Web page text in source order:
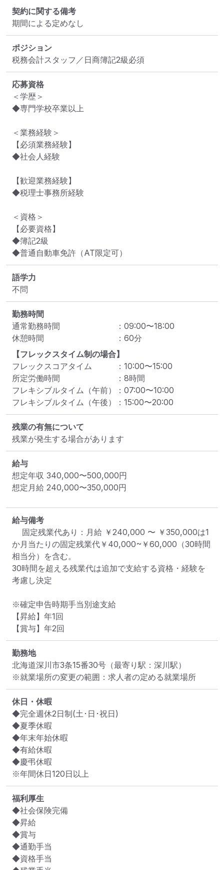
契約に関する備考
期間による定めなし
ポジション
税務会計スタッフ／日商簿記2級必須
応募資格
＜学歴＞
◆専門学校卒業以上
＜業務経験＞
【必須業務経験】
◆社会人経験
【歓迎業務経験】
◆税理士事務所経験
＜資格＞
【必要資格】
◆簿記2級
◆普通自動車免許（AT限定可）
語学力
不問
勤務時間
通常勤務時間
： 09:00〜18:00
休憩時間
： 60分
【フレックスタイム制の場合】
フレックスコアタイム
： 10:00〜15:00
所定労働時間
： 8時間
フレキシブルタイム（午前）
： 07:00〜10:00
フレキシブルタイム（午後）
： 15:00〜20:00
残業の有無について
残業が発生する場合があります
給与
想定年収 340,000〜500,000円
想定月給 240,000〜350,000円
給与備考
か月当たりの固定残業代￥40,000~￥60,000（30時間
相当分）を含む。
30時間を超える残業代は追加で支給する資格・経験を
考慮し決定
※確定申告時期手当別途支給
【昇給】年1回
【賞与】年2回
勤務地
北海道深川市3条15番30号 （最寄り駅：深川駅）
※就業場所の変更の範囲：求人者の定める就業場所
休日・休暇
◆完全週休2日制(土･日･祝日)
◆夏季休暇
◆年末年始休暇
◆有給休暇
◆慶弔休暇
※年間休日120日以上
福利厚生
◆社会保険完備
◆昇給
◆賞与
◆通勤手当
◆資格手当